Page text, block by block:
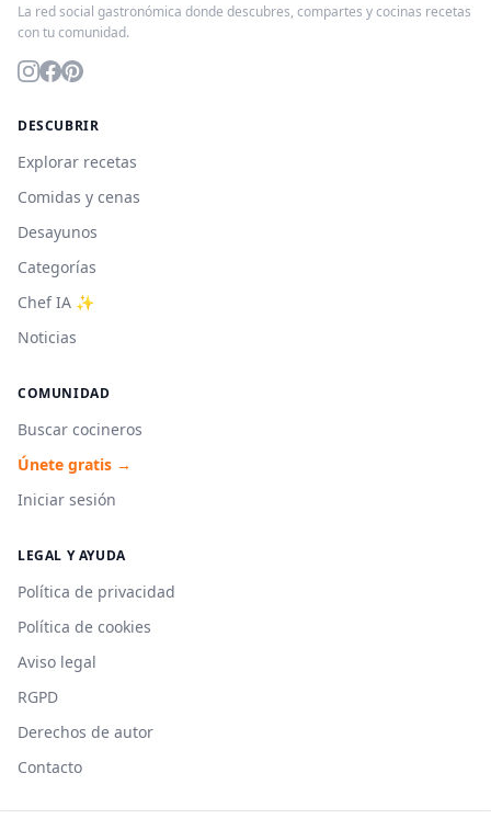
La red social gastronómica donde descubres, compartes y cocinas recetas
con tu comunidad.
DESCUBRIR
Explorar recetas
Comidas y cenas
Desayunos
Categorías
Chef IA ✨
Noticias
COMUNIDAD
Buscar cocineros
Únete gratis →
Iniciar sesión
LEGAL Y AYUDA
Política de privacidad
Política de cookies
Aviso legal
RGPD
Derechos de autor
Contacto